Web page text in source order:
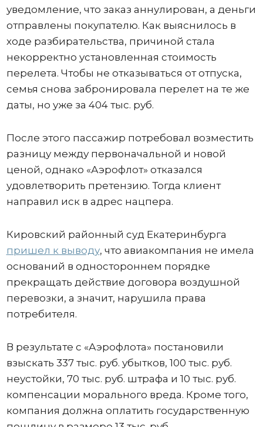
уведомление, что заказ аннулирован, а деньги
отправлены покупателю. Как выяснилось в
ходе разбирательства, причиной стала
некорректно установленная стоимость
перелета. Чтобы не отказываться от отпуска,
семья снова забронировала перелет на те же
даты, но уже за 404 тыс. руб.
После этого пассажир потребовал возместить
разницу между первоначальной и новой
ценой, однако «Аэрофлот» отказался
удовлетворить претензию. Тогда клиент
направил иск в адрес нацпера.
Кировский районный суд Екатеринбурга
пришел к выводу, что авиакомпания не имела
оснований в одностороннем порядке
прекращать действие договора воздушной
перевозки, а значит, нарушила права
потребителя.
В результате с «Аэрофлота» постановили
взыскать 337 тыс. руб. убытков, 100 тыс. руб.
неустойки, 70 тыс. руб. штрафа и 10 тыс. руб.
компенсации морального вреда. Кроме того,
компания должна оплатить государственную